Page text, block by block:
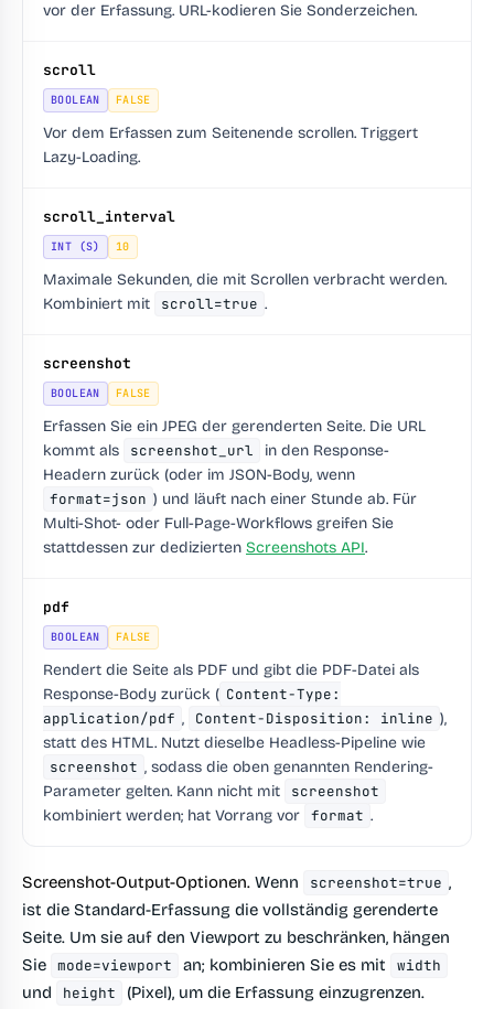
vor der Erfassung. URL-kodieren Sie Sonderzeichen.
scroll
BOOLEAN FALSE
Vor dem Erfassen zum Seitenende scrollen. Triggert
Lazy-Loading.
scroll_interval
INT (S) 10
Maximale Sekunden, die mit Scrollen verbracht werden.
Kombiniert mit
scroll=true .
screenshot
BOOLEAN FALSE
Erfassen Sie ein JPEG der gerenderten Seite. Die URL
kommt als
screenshot_url
in den Response-
Headern zurück (oder im JSON-Body, wenn
format=json ) und läuft nach einer Stunde ab. Für
Multi-Shot- oder Full-Page-Workflows greifen Sie
stattdessen zur dedizierten Screenshots API.
pdf
BOOLEAN FALSE
Rendert die Seite als PDF und gibt die PDF-Datei als
Response-Body zurück ( Content-Type:
application/pdf , Content-Disposition: inline ),
statt des HTML. Nutzt dieselbe Headless-Pipeline wie
screenshot , sodass die oben genannten Rendering-
Parameter gelten. Kann nicht mit
screenshot
kombiniert werden; hat Vorrang vor format .
Screenshot-Output-Optionen. Wenn screenshot=true ,
ist die Standard-Erfassung die vollständig gerenderte
Seite. Um sie auf den Viewport zu beschränken, hängen
Sie mode=viewport an; kombinieren Sie es mit width
und height
(Pixel), um die Erfassung einzugrenzen.